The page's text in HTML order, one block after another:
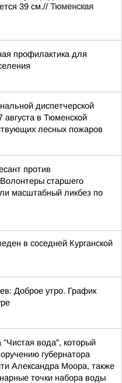
39 см.// Тюменская
профилактика для
диспетчерской
августа в Тюменской
лесных пожаров
против
старшего
масштабный ликбез по
в соседней Курганской
Доброе утро. График
"Чистая вода", который
губернатора
Александра Моора, также
точки набора воды